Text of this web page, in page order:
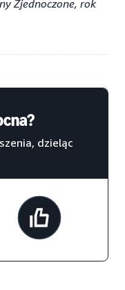
Zjednoczone, rok
dzieląc